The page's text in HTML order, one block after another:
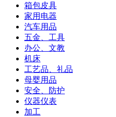
箱包皮具
家用电器
汽车用品
五金、工具
办公、文教
机床
工艺品、礼品
母婴用品
安全、防护
仪器仪表
加工